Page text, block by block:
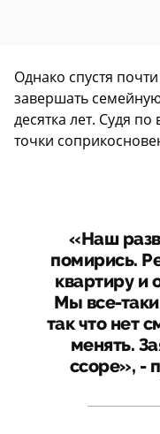
Однако спустя
завершать
десятка лет. Судя
точки
«Наш
помирись.
квартиру и
Мы все-
так что нет
менять.
ссоре», -